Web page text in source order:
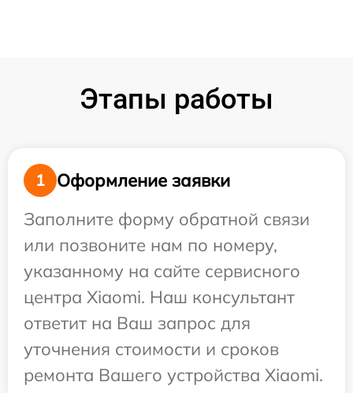
Этапы работы
1
Оформление заявки
Заполните форму обратной связи
или позвоните нам по номеру,
указанному на сайте сервисного
центра Xiaomi. Наш консультант
ответит на Ваш запрос для
уточнения стоимости и сроков
ремонта Вашего устройства Xiaomi.